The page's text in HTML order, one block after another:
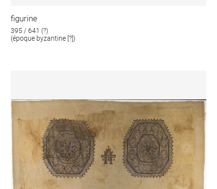
figurine
395 / 641 (?)
(époque byzantine [?])